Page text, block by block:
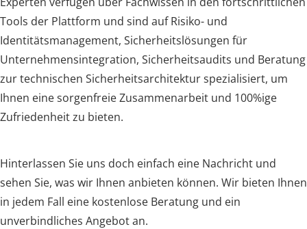
Tools der Plattform und sind auf Risiko- und
Identitätsmanagement, Sicherheitslösungen für
Unternehmensintegration, Sicherheitsaudits und Beratung
zur technischen Sicherheitsarchitektur spezialisiert, um
Ihnen eine sorgenfreie Zusammenarbeit und 100%ige
Zufriedenheit zu bieten.
Hinterlassen Sie uns doch einfach eine Nachricht und
sehen Sie, was wir Ihnen anbieten können. Wir bieten Ihnen
in jedem Fall eine kostenlose Beratung und ein
unverbindliches Angebot an.